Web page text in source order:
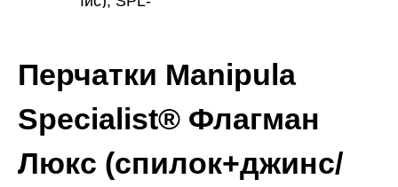
Перчатки Manipula
Specialist® Флагман
Люкс (спилок+джинс/